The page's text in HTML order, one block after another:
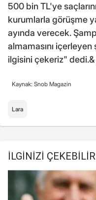
500 bin TL'ye
kurumlarla görüşme
ayında verecek.
almamasını içerleyen
ilgisini çekeriz" dedi.&
Kaynak: Snob Magazin
Lara